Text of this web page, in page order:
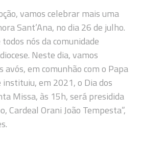
vamos celebrar mais uma
Sant’Ana, no dia 26 de julho.
nós da comunidade
Neste dia, vamos
em comunhão com o Papa
instituiu, em 2021, o Dia dos
Missa, às 15h, será presidida
Cardeal Orani João Tempesta”,